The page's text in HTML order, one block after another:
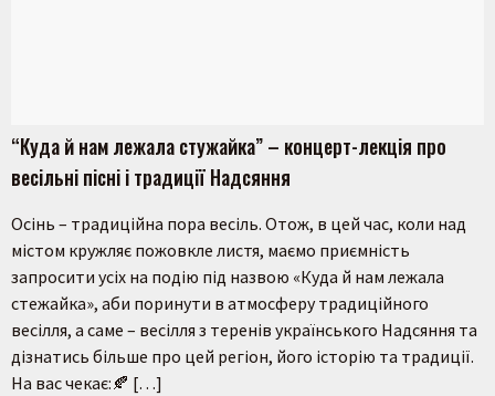
“Куда й нам лежала стужайка” – концерт-лекція про
весільні пісні і традиції Надсяння
Осінь – традиційна пора весіль. Отож, в цей час, коли над
містом кружляє пожовкле листя, маємо приємність
запросити усіх на подію під назвою «Куда й нам лежала
стежайка», аби поринути в атмосферу традиційного
весілля, а саме – весілля з теренів українського Надсяння та
дізнатись більше про цей регіон, його історію та традиції.
На вас чекає:🍂 […]